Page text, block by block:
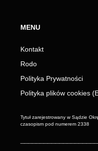
MENU
Kontakt
Rodo
Polityka Prywatności
Polityka plików cookies
Tytuł zarejestrowany w Sądzie
czasopism pod numerem 2338